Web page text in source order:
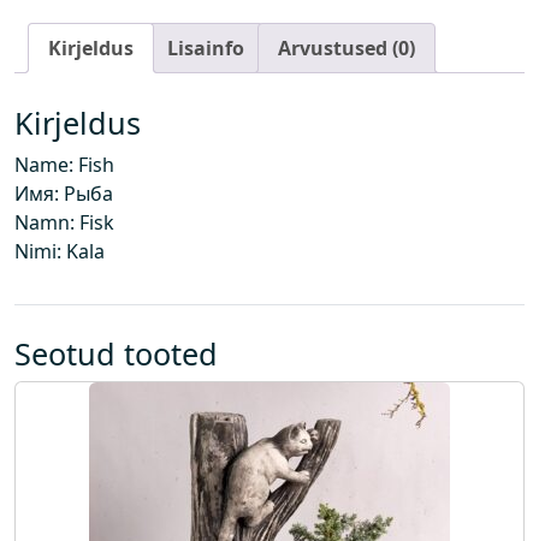
Kirjeldus Lisainfo Arvustused (0)
Kirjeldus
Name: Fish
Имя: Рыба
Namn: Fisk
Nimi: Kala
Seotud tooted